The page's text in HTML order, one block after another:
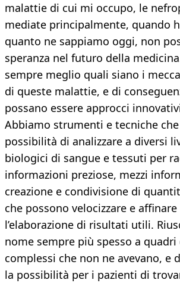
malattie di cui mi occupo, le
mediate principalmente, quando
quanto ne sappiamo oggi, non
speranza nel futuro della
sempre meglio quali siano i
di queste malattie, e di
possano essere approcci
Abbiamo strumenti e tecniche
possibilità di analizzare a diversi
biologici di sangue e tessuti per
informazioni preziose, mezzi
creazione e condivisione di
che possono velocizzare e
l’elaborazione di risultati utili.
nome sempre più spesso a quadri
complessi che non ne avevano, e
la possibilità per i pazienti di